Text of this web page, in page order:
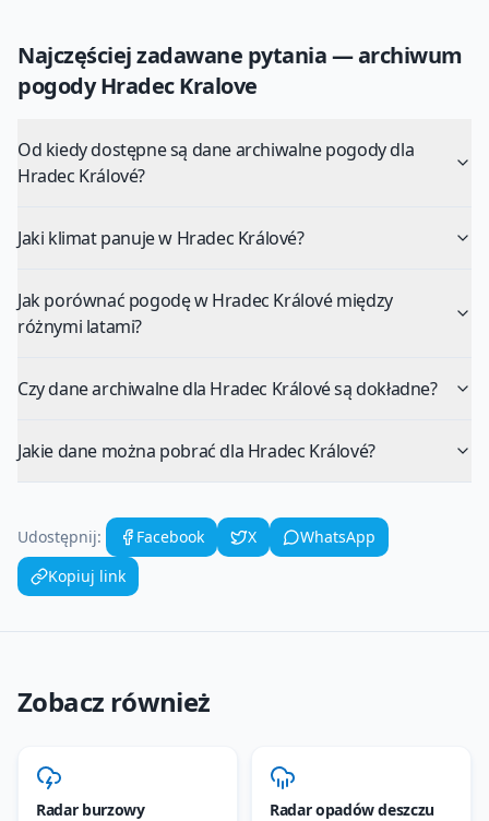
Najczęściej zadawane pytania — archiwum
pogodyHradec Kralove
Od kiedy dostępne są dane archiwalne pogody dla
Hradec Králové?
Jaki klimat panuje w Hradec Králové?
Jak porównać pogodę w Hradec Králové między
różnymi latami?
Czy dane archiwalne dla Hradec Králové są dokładne?
Jakie dane można pobrać dla Hradec Králové?
Udostępnij: Facebook X
WhatsApp
Kopiuj link
Zobacz również
Radar burzowy Radar opadów deszczu